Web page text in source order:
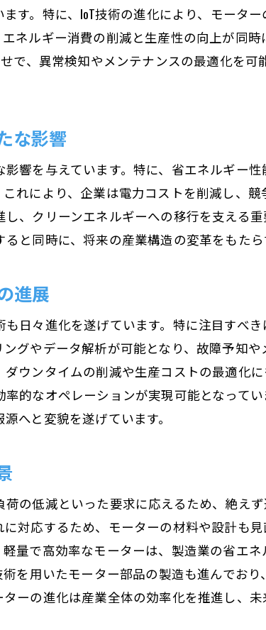
エコフレンドリーなモーター技術の未来
持続可能な生産を支えるモーター技術
省エネを可能にするモーターの進化
IoT連携がもたらすモーター技術の革新
未来の生産現場におけるモーターとIoTの連
IoTが変えるモーター運用の新常識
スマートマニュファクチャリングにおける
IoT技術が拡張するモーターの可能性
変えるモーター制御更なる生産性の向上へ
AI技術がもたらすモーター制御の進化
生産性を飛躍的に向上させるAI活用法
AIによるモーター制御の最前線
AI統合で進化するモーター運用
モーター制御におけるAIの可能性
可能な産業を支える新しいモーターの挑戦
次世代モーターが目指す持続可能な未来
環境配慮型モーターの開発と実用化
持続可能な産業を実現するモーター技術
環境対応モーターの最新トレンド
す。特に、IoT技術の進化により、モータ
ネルギー消費の削減と生産性の向上が同
で、異常検知やメンテナンスの最適化を
な影響
響を与えています。特に、省エネルギー
れにより、企業は電力コストを削減し、
、クリーンエネルギーへの移行を支える
と同時に、将来の産業構造の変革をもたら
進展
日々進化を遂げています。特に注目すべ
グやデータ解析が可能となり、故障予知
ウンタイムの削減や生産コストの最適化
的なオペレーションが実現可能となって
へと変貌を遂げています。
の低減といった要求に応えるため、絶え
対応するため、モーターの材料や設計も
量で高効率なモーターは、製造業の省エ
を用いたモーター部品の製造も進んでお
ーの進化は産業全体の効率化を推進し、未